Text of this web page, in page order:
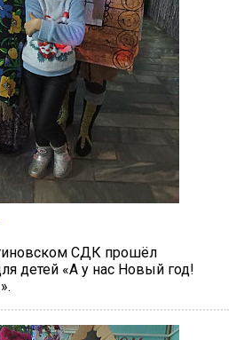
СДК прошёл
детей «А у нас Новый год!